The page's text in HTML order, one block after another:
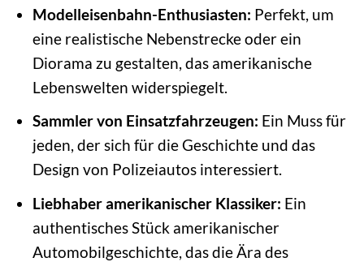
Modelleisenbahn-Enthusiasten: Perfekt, um
eine realistische Nebenstrecke oder ein
Diorama zu gestalten, das amerikanische
Lebenswelten widerspiegelt.
Sammler von Einsatzfahrzeugen: Ein Muss für
jeden, der sich für die Geschichte und das
Design von Polizeiautos interessiert.
Liebhaber amerikanischer Klassiker: Ein
authentisches Stück amerikanischer
Automobilgeschichte, das die Ära des